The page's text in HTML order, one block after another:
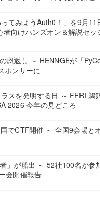
てみようAuth0！」を9月11
者向けハンズオン＆解説セッ
恩返し ～ HENNGEが「
ポンサーに
スを発明する日 ～ FFRI 鵜
2026 今年の見どころ
でCTF開催 ～ 全国9会場と
」が船出 ～ 52社100名が参
会開催報告